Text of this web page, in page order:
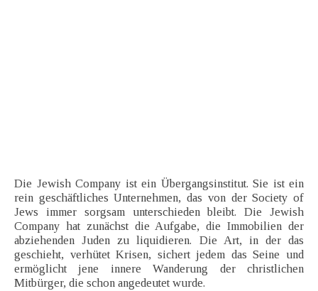
Die Jewish Company ist ein Übergangsinstitut. Sie ist ein
rein geschäftliches Unternehmen, das von der Society of
Jews immer sorgsam unterschieden bleibt. Die Jewish
Company hat zunächst die Aufgabe, die Immobilien der
abziehenden Juden zu liquidieren. Die Art, in der das
geschieht, verhütet Krisen, sichert jedem das Seine und
ermöglicht jene innere Wanderung der christlichen
Mitbürger, die schon angedeutet wurde.